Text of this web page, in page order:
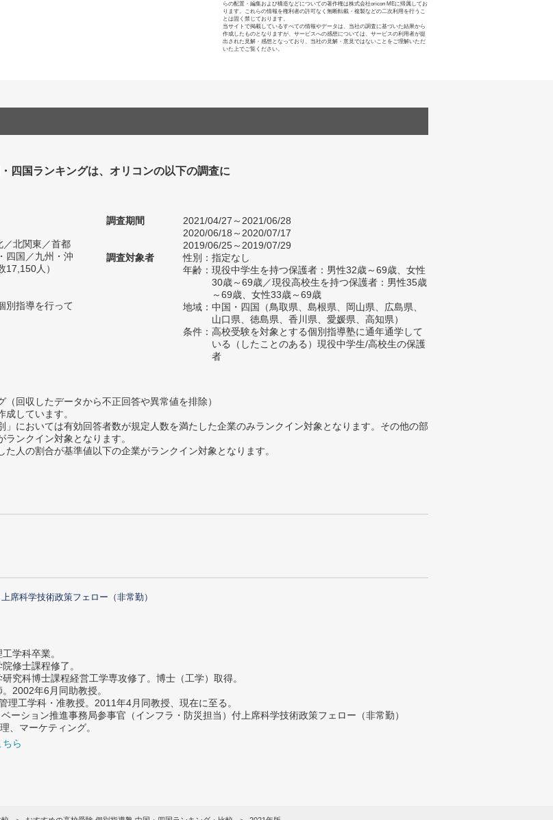
らの配置・編集および構造などについての著作権は株式会社oricon MEに帰属してお
ります。これらの情報を権利者の許可なく無断転載・複製などの二次利用を行うこ
とは固く禁じております。
当サイトで掲載しているすべての情報やデータは、当社の調査に基づいた結果から
作成したものとなりますが、サービスへの感想については、サービスの利用者が提
出された見解・感想となっており、当社の見解・意見ではないことをご理解いただ
いた上でご覧ください。
四国ランキングは、オリコンの以下の調査に
／北関東／首都
四国／九州・沖
人）
別指導を行って
調査期間
2021/04/27～2021/06/28
2020/06/18～2020/07/17
2019/06/25～2019/07/29
調査対象者
性別：指定なし
年齢：現役中学生を持つ保護者：男性32歳～69歳、女性
30歳～69歳／現役高校生を持つ保護者：男性35歳
～69歳、女性33歳～69歳
地域：中国・四国（鳥取県、島根県、岡山県、広島県、
山口県、徳島県、香川県、愛媛県、高知県）
条件：高校受験を対象とする個別指導塾に通年通学して
いる（したことのある）現役中学生/高校生の保護
者
回収したデータから不正回答や異常値を排除）
しています。
においては有効回答者数が規定人数を満たした企業のみランクイン対象となります。その他の部
ンクイン対象となります。
人の割合が基準値以下の企業がランクイン対象となります。
席科学技術政策フェロー（非常勤）
学科卒業。
修士課程修了。
究科博士課程経営工学専攻修了。博士（工学）取得。
2002年6月同助教授。
理工学科・准教授。2011年4月同教授、現在に至る。
ーション推進事務局参事官（インフラ・防災担当）付上席科学技術政策フェロー（非常勤）
、マーケティング。
ら